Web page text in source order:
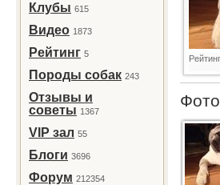
Клубы 615
Видео 1873
Рейтинг 5
Породы собак 243
Отзывы и
советы 1367
VIP зал 55
Блоги 3696
Форум 212354
Рейтинг